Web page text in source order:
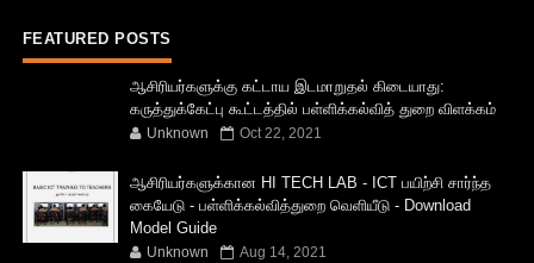
FEATURED POSTS
ஆசிரியர்களுக்கு கட்டாய இடமாறுதல் கிடையாது:
கருத்துக்கேட்பு கூட்டத்தில் பள்ளிக்கல்வித் துறை விளக்கம்
Unknown Oct 22, 2021
ஆசிரியர்களுக்கான HI TECH LAB - ICT பயிற்சி சார்ந்த
கையேடு - பள்ளிக்கல்வித்துறை வெளியீடு - Download
Model Guide
Unknown Aug 14, 2021